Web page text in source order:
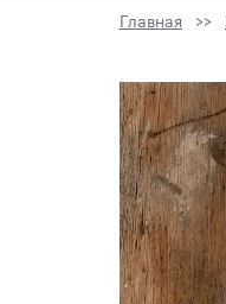
Главная